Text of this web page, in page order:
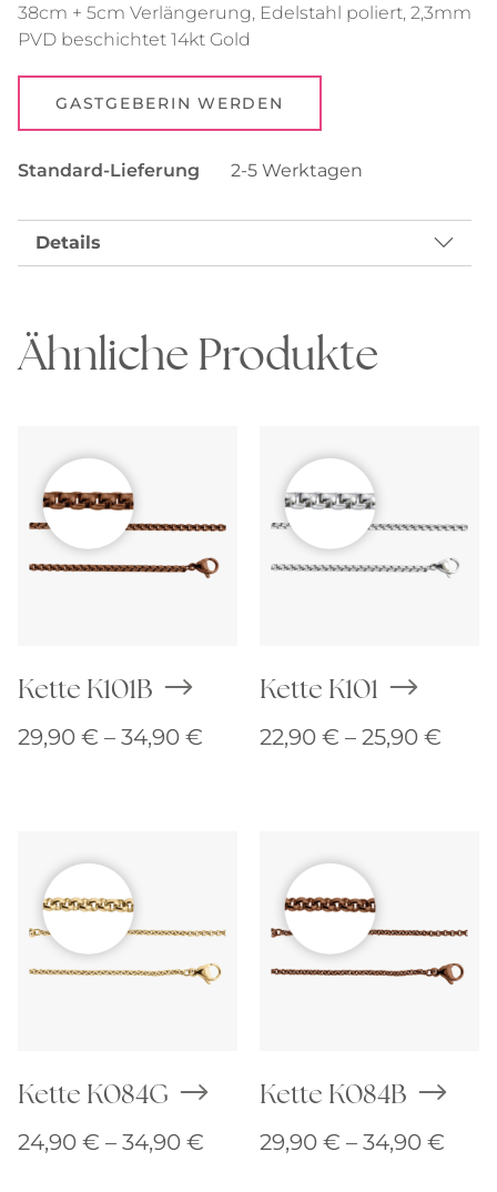
38cm + 5cm Verlängerung, Edelstahl poliert, 2,3mm
PVD beschichtet 14kt Gold
GASTGEBERIN WERDEN
Standard-Lieferung 2-5 Werktagen
Details
Ähnliche Produkte
Kette K101B
29,90 € – 34,90 € Preisspanne:
Kette K101
22,90 € – 25,90 €
Kette K084G
24,90 € – 34,90 € Preisspanne:
Kette K084B
29,90 € – 34,90 €